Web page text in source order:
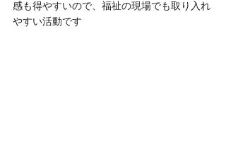
感も得やすいので、福祉の現場でも取り入れ
やすい活動です